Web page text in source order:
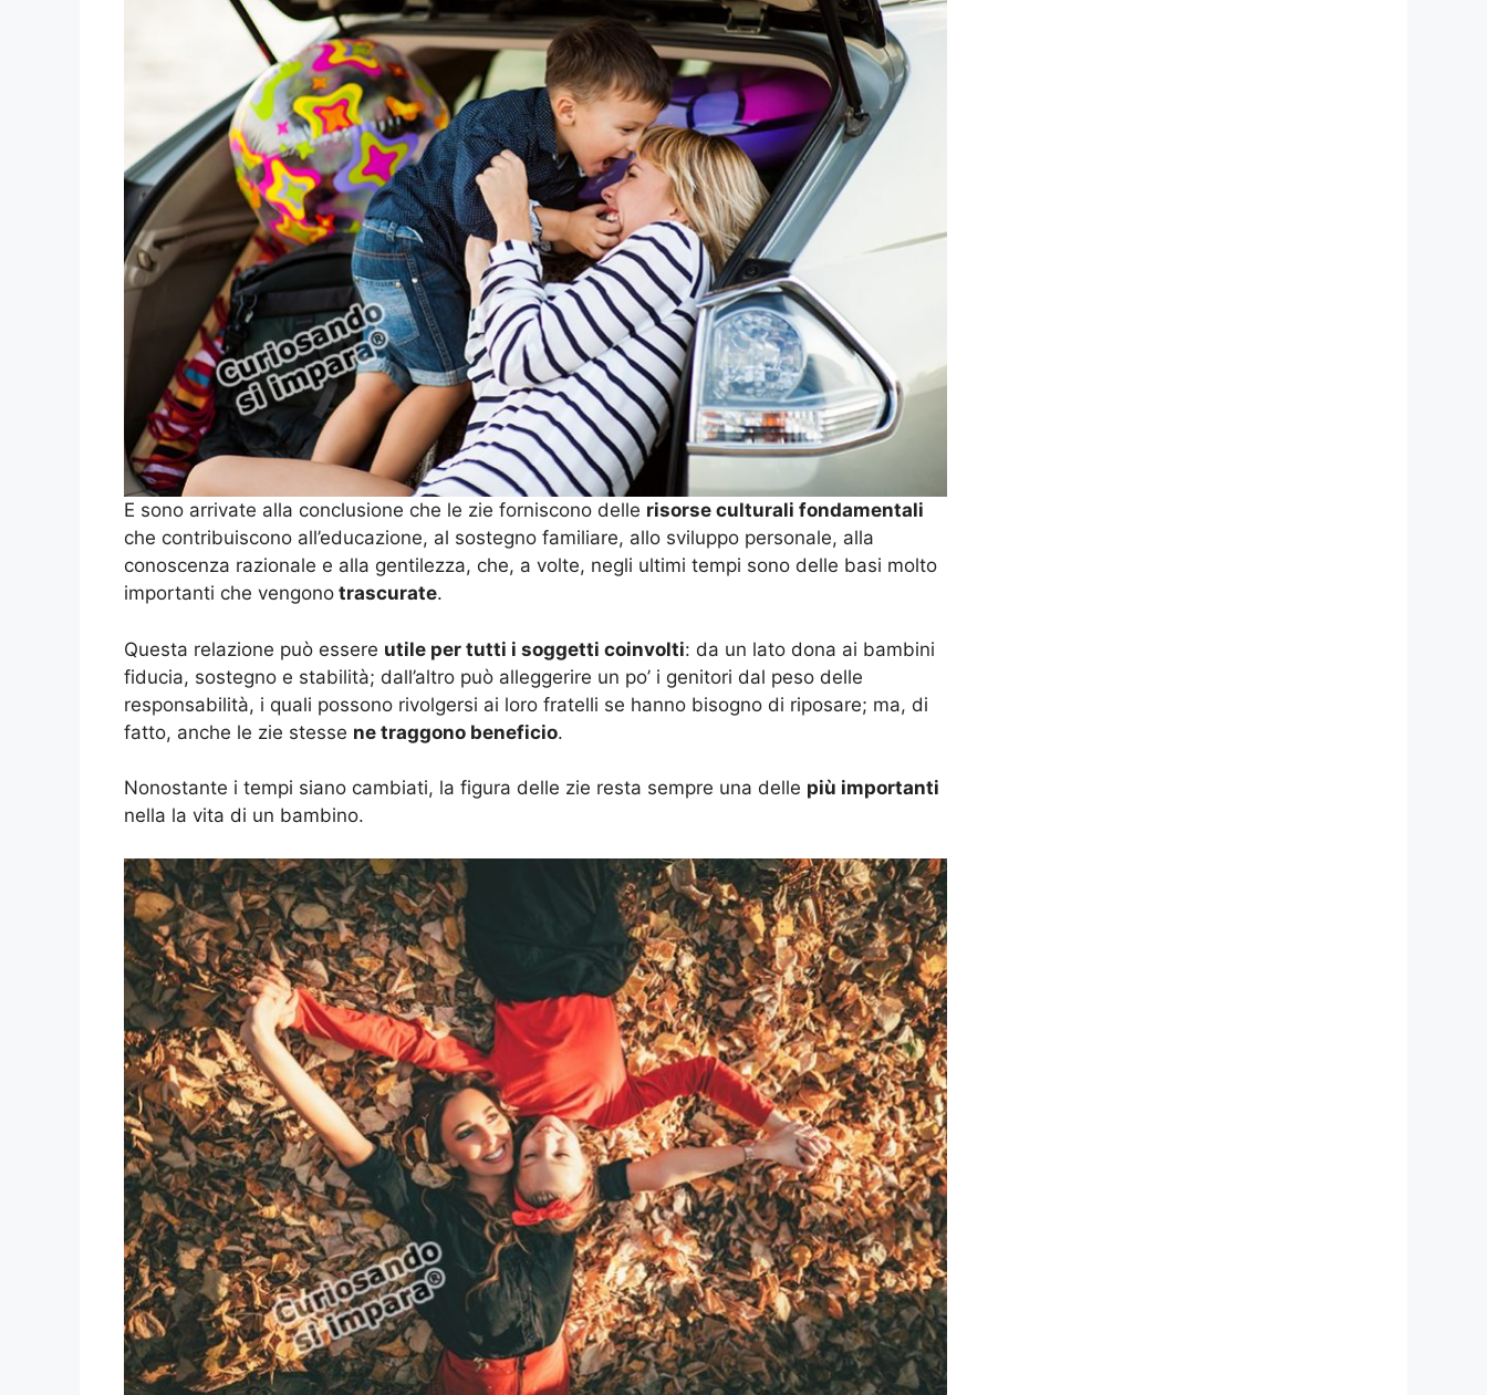
E sono arrivate alla conclusione che le zie forniscono delle risorse culturali fondamentali
che contribuiscono all’educazione, al sostegno familiare, allo sviluppo personale, alla
conoscenza razionale e alla gentilezza, che, a volte, negli ultimi tempi sono delle basi molto
importanti che vengono trascurate.
Questa relazione può essere utile per tutti i soggetti coinvolti: da un lato dona ai bambini
fiducia, sostegno e stabilità; dall’altro può alleggerire un po’ i genitori dal peso delle
responsabilità, i quali possono rivolgersi ai loro fratelli se hanno bisogno di riposare; ma, di
fatto, anche le zie stesse ne traggono beneficio.
Nonostante i tempi siano cambiati, la figura delle zie resta sempre una delle più importanti
nella la vita di un bambino.